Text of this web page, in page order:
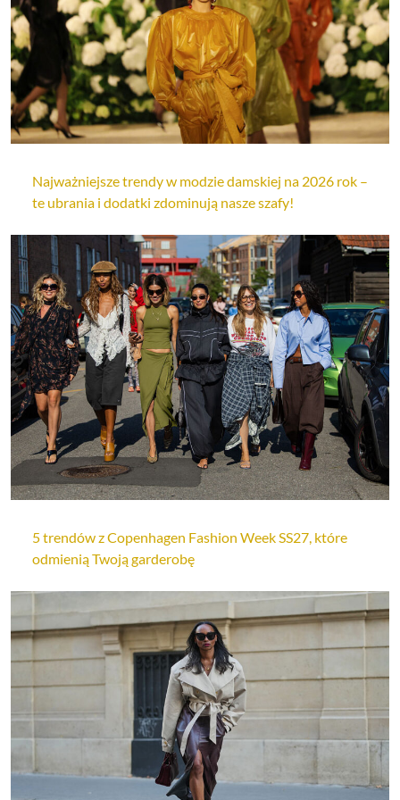
Najważniejsze trendy w modzie damskiej na 2026 rok –
te ubrania i dodatki zdominują nasze szafy!
5 trendów z Copenhagen Fashion Week SS27, które
odmienią Twoją garderobę